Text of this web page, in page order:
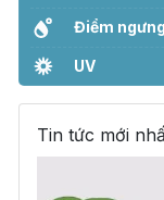
Điểm ngưng
UV
Tin tức mới